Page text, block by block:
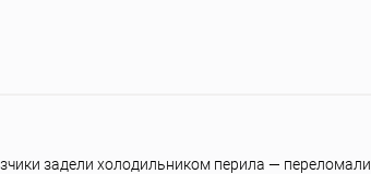
задели холодильником перила — переломали